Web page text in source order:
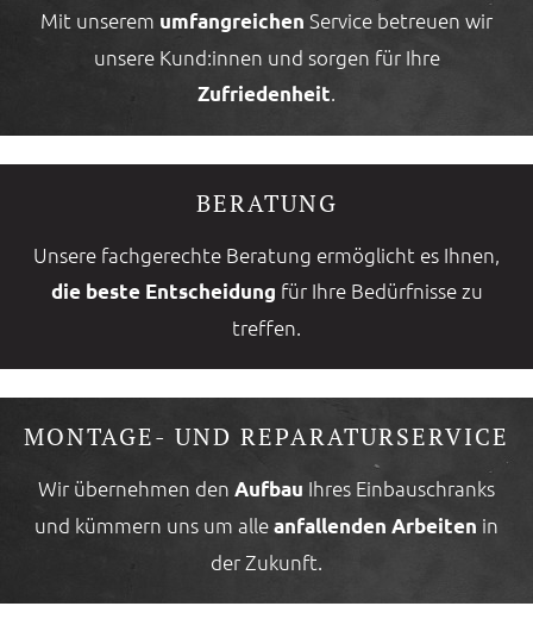
Mit unserem umfangreichen Service betreuen wir
unsere Kund:innen und sorgen für Ihre
Zufriedenheit.
BERATUNG
Unsere fachgerechte Beratung ermöglicht es Ihnen,
die beste Entscheidung für Ihre Bedürfnisse zu
treffen.
MONTAGE- UND REPARATURSERVICE
Wir übernehmen den Aufbau Ihres Einbauschranks
und kümmern uns um alleanfallenden Arbeiten in
der Zukunft.